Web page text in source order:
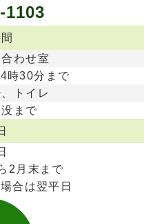
1103
わせ室
時30分まで
トイレ
まで
2月末まで
合は翌平日